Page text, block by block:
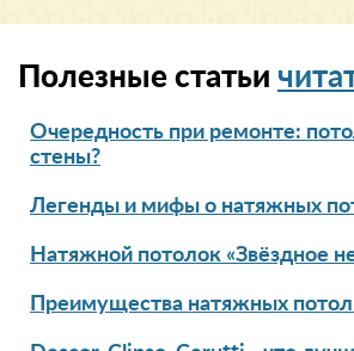
Полезные статьи
Очередность при ремонте:
стены?
Легенды и мифы о натяжных
Натяжной потолок «Звёздное
Преимущества натяжных